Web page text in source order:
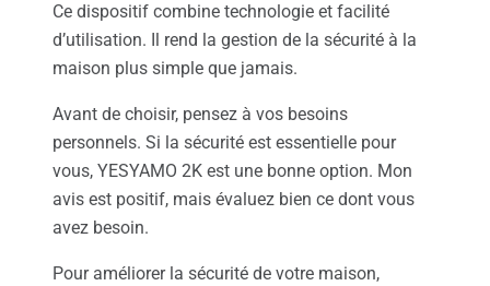
Ce dispositif combine technologie et facilité
d’utilisation. Il rend la gestion de la sécurité à la
maison plus simple que jamais.
Avant de choisir, pensez à vos besoins
personnels. Si la sécurité est essentielle pour
vous, YESYAMO 2K est une bonne option. Mon
avis est positif, mais évaluez bien ce dont vous
avez besoin.
Pour améliorer la sécurité de votre maison,